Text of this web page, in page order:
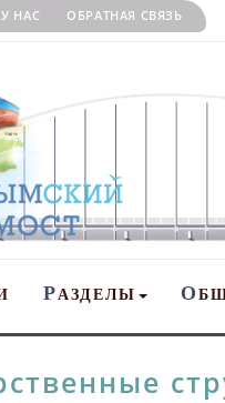
НАС ОБРАТНАЯ СВЯЗЬ
РАЗДЕЛЫ О